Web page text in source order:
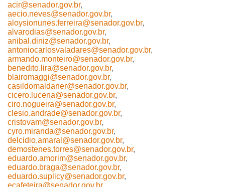
acir@senador.gov.br,
aecio.neves@senador.gov.br,
aloysionunes.ferreira@senador.gov.br,
alvarodias@senador.gov.br,
anibal.diniz@senador.gov.br,
antoniocarlosvaladares@senador.gov.br,
armando.monteiro@senador.gov.br,
benedito.lira@senador.gov.br,
blairomaggi@senador.gov.br,
casildomaldaner@senador.gov.br,
cicero.lucena@senador.gov.br,
ciro.nogueira@senador.gov.br,
clesio.andrade@senador.gov.br,
cristovam@senador.gov.br,
cyro.miranda@senador.gov.br,
delcidio.amaral@senador.gov.br,
demostenes.torres@senador.gov.br,
eduardo.amorim@senador.gov.br,
eduardo.braga@senador.gov.br,
eduardo.suplicy@senador.gov.br,
ecafeteira@senador.gov.br,